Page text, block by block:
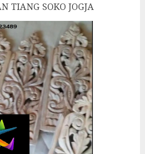
TIANG SOKO JOGJA